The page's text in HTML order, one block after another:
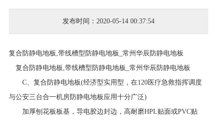
发布时间：2020-05-14 00:37:54
复合防静电地板,带线槽型防静电地板_常州华辰防静电地板
复合防静电地板,带线槽型防静电地板_常州华辰防静电地板
C、复合防静电地板(经济型实用型，在120医疗急救指挥调度
与公安三台合一机房防静电地板应用十分广泛)
加厚刨花板板基，导电胶边封边，高耐磨HPL贴面或PVC贴